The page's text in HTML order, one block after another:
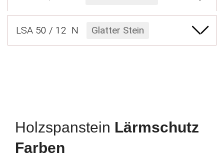
LSA 50 / 12 N Glatter Stein
Holzspanstein Lärmschutz
Farben